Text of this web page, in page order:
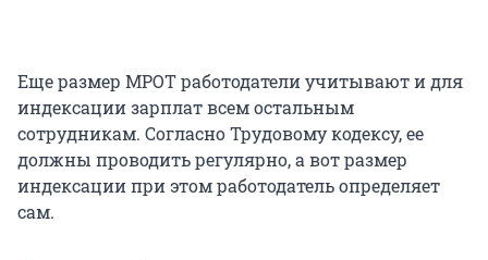
Еще размер МРОТ работодатели учитывают и для
индексации зарплат всем остальным
сотрудникам. Согласно Трудовому кодексу, ее
должны проводить регулярно, а вот размер
индексации при этом работодатель определяет
сам.